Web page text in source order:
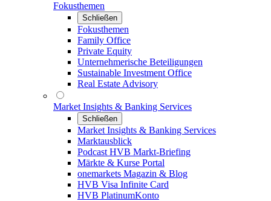
Fokusthemen
Schließen
Fokusthemen
Family Office
Private Equity
Unternehmerische Beteiligungen
Sustainable Investment Office
Real Estate Advisory
Market Insights & Banking Services
Schließen
Market Insights & Banking Services
Marktausblick
Podcast HVB Markt-Briefing
Märkte & Kurse Portal
onemarkets Magazin & Blog
HVB Visa Infinite Card
HVB PlatinumKonto